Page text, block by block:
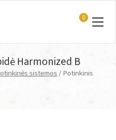
0
Harmonized B
sistemos/ Potinkinis